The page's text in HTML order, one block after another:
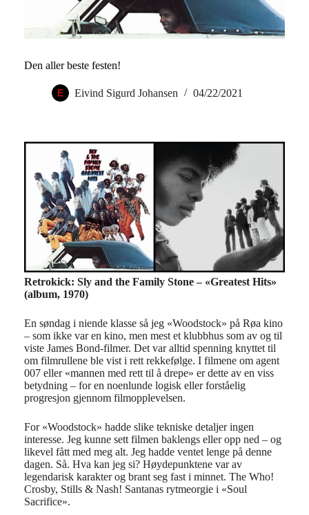
Den aller beste festen!
Eivind Sigurd Johansen 04/22/2021
Retrokick: Sly and the Family Stone – «Greatest Hits»
(album, 1970)
En søndag i niende klasse så jeg «Woodstock» på Røa kino
– som ikke var en kino, men mest et klubbhus som av og til
viste James Bond-filmer. Det var alltid spenning knyttet til
om filmrullene ble vist i rett rekkefølge. I filmene om agent
007 eller «mannen med rett til å drepe» er dette av en viss
betydning – for en noenlunde logisk eller forståelig
progresjon gjennom filmopplevelsen.
For «Woodstock» hadde slike tekniske detaljer ingen
interesse. Jeg kunne sett filmen baklengs eller opp ned – og
likevel fått med meg alt. Jeg hadde ventet lenge på denne
dagen. Så. Hva kan jeg si? Høydepunktene var av
legendarisk karakter og brant seg fast i minnet. The Who!
Crosby, Stills & Nash! Santanas rytmeorgie i «Soul
Sacrifice».